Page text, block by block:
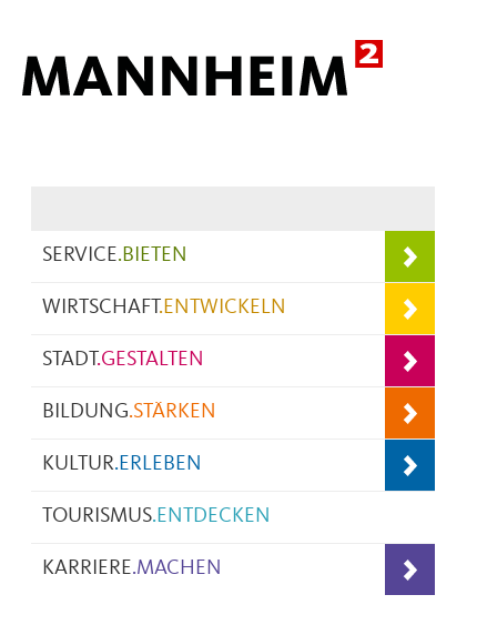
SERVICE.BIETEN
WIRTSCHAFT.ENTWICKELN
STADT.GESTALTEN
BILDUNG.STÄRKEN
KULTUR.ERLEBEN
TOURISMUS.ENTDECKEN
KARRIERE.MACHEN